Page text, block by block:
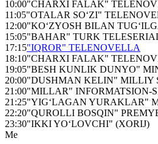
10:00"CHARXI FALAK"
11:05"OTALAR SO‘ZI"
12:00"KO‘ZYOSH BILAN
15:05"BAHAR" TURK
17:15"IQROR" TELENOVELLA
18:10"CHARXI FALAK"
19:05"BESH KUNLIK DUNYO"
20:00"DUSHMAN KELIN" MILLIY
21:00"MILLAR" INFORMATSION-
21:25"YIG‘LAGAN YURAKLAR"
22:20"QUROLLI BOSQIN"
23:30"IKKI YO‘LOVCHI" (XORIJ)
Me